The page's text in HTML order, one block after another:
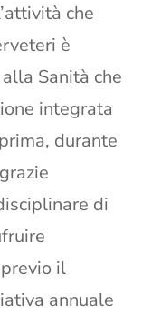
che
è
Sanità che
integrata
durante
di
il
annuale